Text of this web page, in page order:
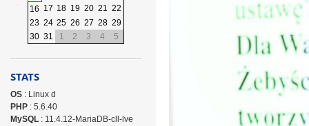
16 17 18 19 20 21 22
23 24 25 26 27 28 29
30 31 1 2 3 4 5
STATS
OS: Linux d
PHP: 5.6.40
MySQL: 11.4.12-MariaDB-cll-lve